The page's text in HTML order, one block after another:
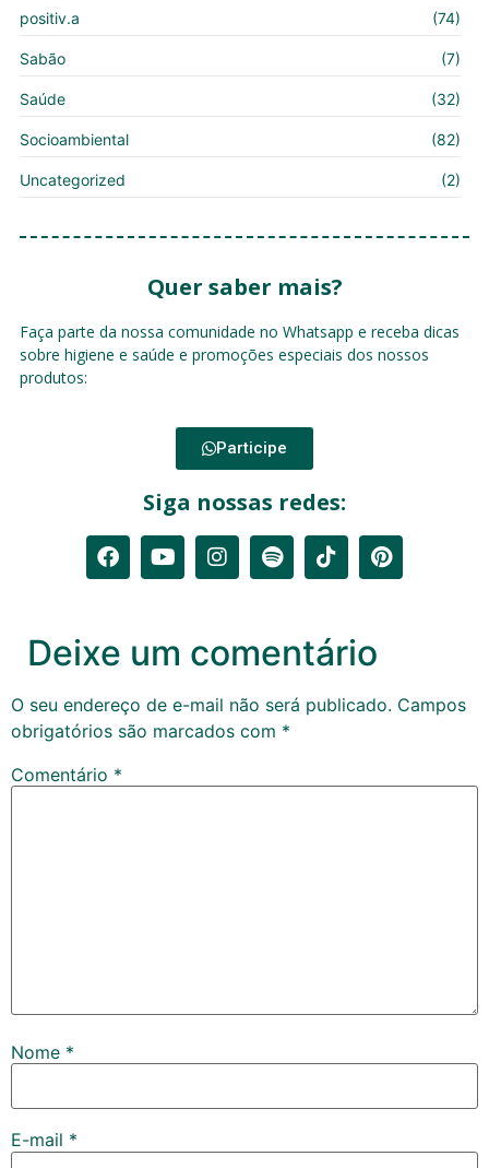
positiv.a (74)
Sabão (7)
Saúde (32)
Socioambiental (82)
Uncategorized (2)
Quer saber mais?
Faça parte da nossa comunidade no Whatsapp e receba dicas
sobre higiene e saúde e promoções especiais dos nossos
produtos:
Participe
Siga nossas redes:
Deixe um comentário
O seu endereço de e-mail não será publicado. Campos
obrigatórios são marcados com *
Comentário *
Nome *
E-mail *